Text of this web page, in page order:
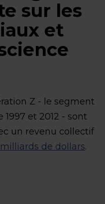
sur les
et
Z - le segment
et 2012 - sont
un revenu collectif
de dollars.